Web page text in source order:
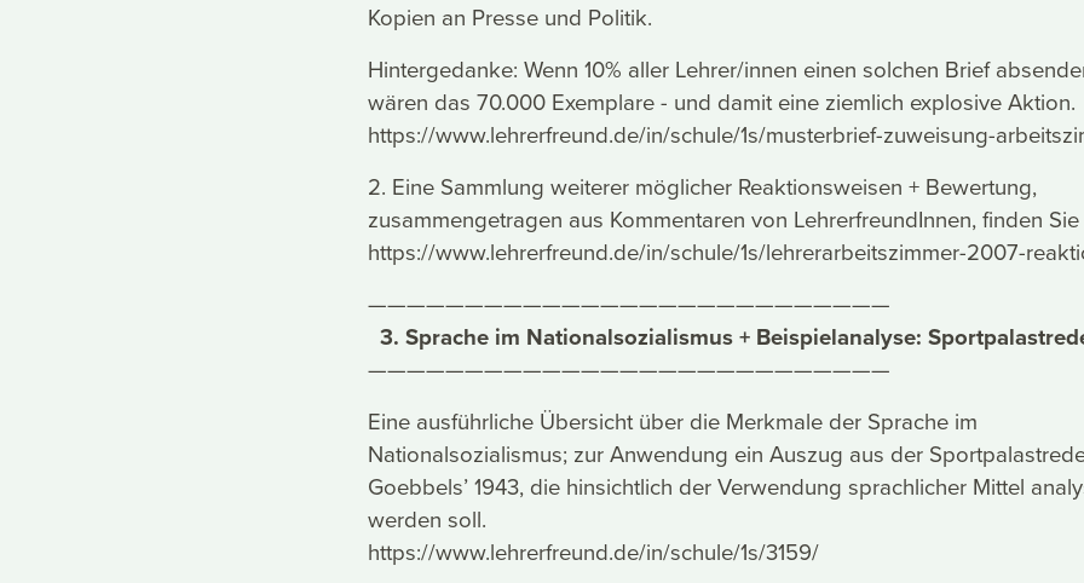
Kopien an Presse und Politik.
Hintergedanke: Wenn 10% aller Lehrer/innen einen solchen Brief
wären das 70.000 Exemplare - und damit eine ziemlich explosive Aktion.
https://www.lehrerfreund.de/in/schule/1s/musterbrief-zuweisung-
2. Eine Sammlung weiterer möglicher Reaktionsweisen + Bewertung,
zusammengetragen aus Kommentaren von LehrerfreundInnen, finden
https://www.lehrerfreund.de/in/schule/1s/lehrerarbeitszimmer-2007-
———————————————————————————
3. Sprache im Nationalsozialismus + Beispielanalyse:
———————————————————————————
Eine ausführliche Übersicht über die Merkmale der Sprache im
Nationalsozialismus; zur Anwendung ein Auszug aus der
Goebbels’ 1943, die hinsichtlich der Verwendung sprachlicher Mittel
werden soll.
https://www.lehrerfreund.de/in/schule/1s/3159/